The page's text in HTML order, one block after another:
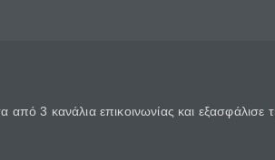
3 κανάλια επικοινωνίας και εξασφάλισε